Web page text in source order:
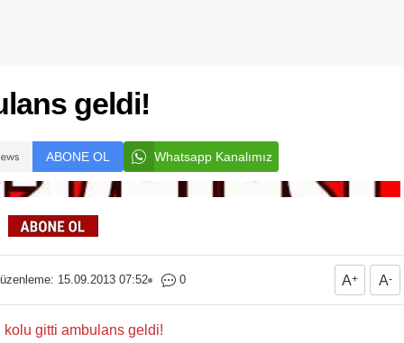
geldi!
ABONE OL Whatsapp Kanalımız
15.09.2013 07:52 0 A+ A-